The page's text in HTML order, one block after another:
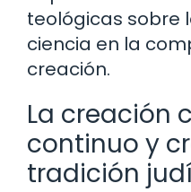
teológicas sobre
ciencia en la
creación.
La creación
continuo y
tradición